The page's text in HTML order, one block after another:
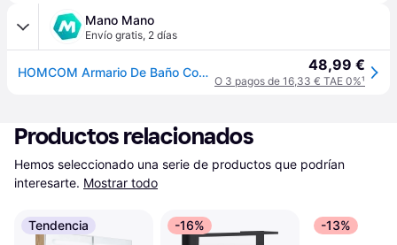
Mano Mano
Envío gratis, 2 días
HOMCOM Armario De Baño Con Espejo Mueble Colgante De Aseo Con 1 Puerta 2 Estantes Interiores Y 6 Estantes Laterales Para Salón Cocina Dormitorio 66x17x63 Cm 48,99 €
O 3 pagos de 16,33 € TAE 0%¹
Productos relacionados
Hemos seleccionado una serie de productos que podrían
interesarte. Mostrar todo
Tendencia -16% -13%